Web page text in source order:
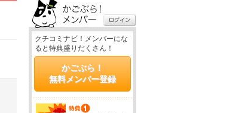
クチコミナビ！メンバーにな
ると特典盛りだくさん！
かごぶら！
無料メンバー登録